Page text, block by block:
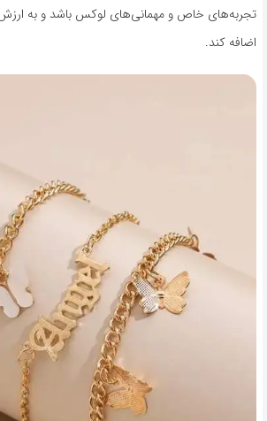
تجربه‌های خاص و مهمانی‌های لوکس باشد و به
اضافه کند.